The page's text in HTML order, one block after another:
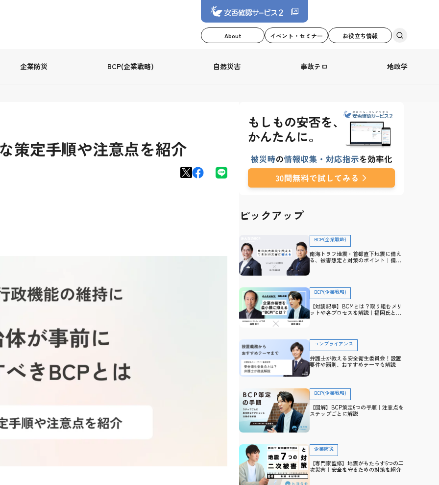
About イベント・セミナー お役立ち情報
企業防災 BCP(企業戦略) 自然災害 事故テロ 地政学
策定手順や注意点を紹介
ピックアップ
BCP(企業戦略)
南海トラフ地震・首都直下地震に備え
る、被害想定と対策のポイント｜備
BCP(企業戦略)
【対談記事】BCMとは？取り組むメリ
ットや各プロセスを解説｜福岡氏と防
コンプライアンス
弁護士が教える安全衛生委員会！設置
要件や罰則、おすすめテーマも解説
BCP(企業戦略)
【図解】BCP策定6つの手順｜注意点を
ステップごとに解説
企業防災
【専門家監修】地震がもたらす6つの二
次災害｜安全を守るための対策を紹介